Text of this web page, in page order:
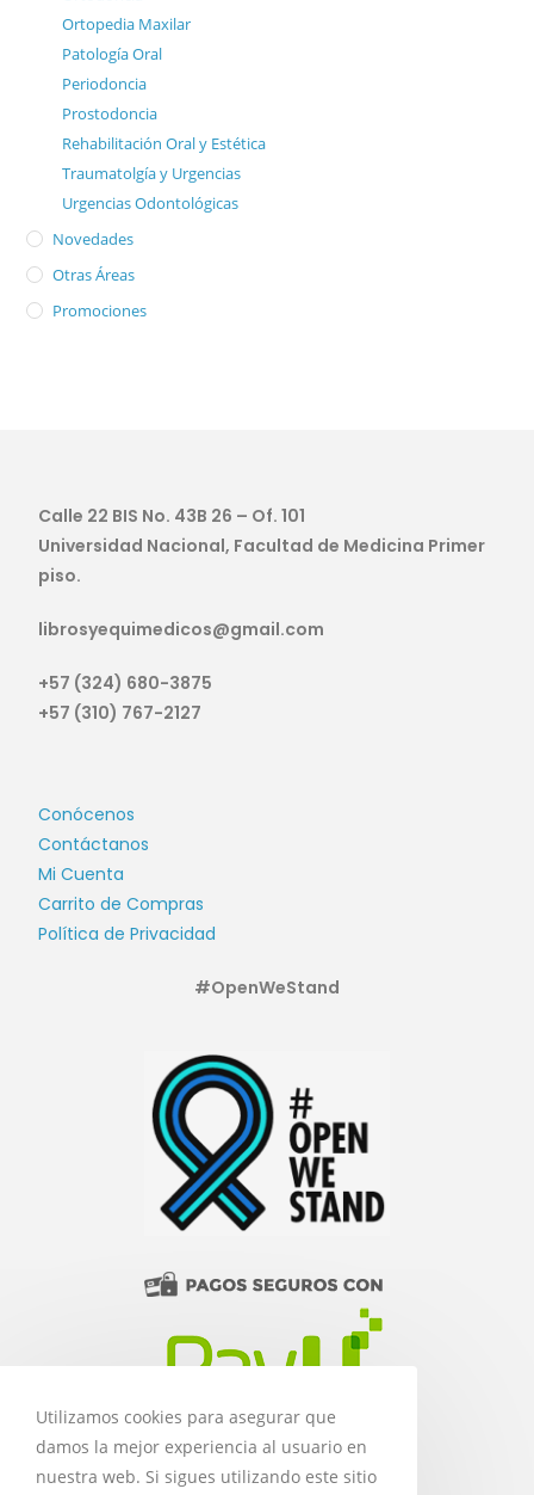
Ortopedia Maxilar
Patología Oral
Periodoncia
Prostodoncia
Rehabilitación Oral y Estética
Traumatolgía y Urgencias
Urgencias Odontológicas
Novedades
Otras Áreas
Promociones
Calle 22 BIS No. 43B 26 – Of. 101
Universidad Nacional, Facultad de Medicina Primer
piso.
librosyequimedicos@gmail.com
+57 (324) 680-3875
+57 (310) 767-2127
Conócenos
Contáctanos
Mi Cuenta
Carrito de Compras
Política de Privacidad
#OpenWeStand
Utilizamos cookies para asegurar que
damos la mejor experiencia al usuario en
nuestra web. Si sigues utilizando este sitio